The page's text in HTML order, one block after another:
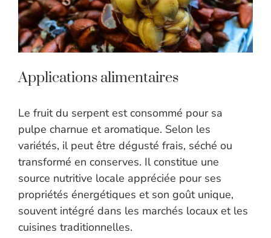
Applications alimentaires
Le fruit du serpent est consommé pour sa
pulpe charnue et aromatique. Selon les
variétés, il peut être dégusté frais, séché ou
transformé en conserves. Il constitue une
source nutritive locale appréciée pour ses
propriétés énergétiques et son goût unique,
souvent intégré dans les marchés locaux et les
cuisines traditionnelles.